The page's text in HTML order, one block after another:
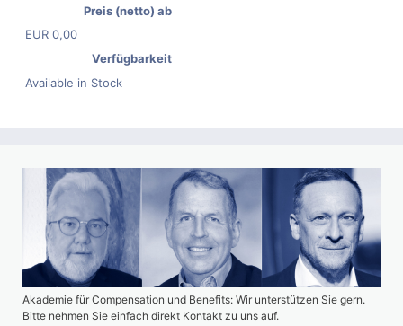
Preis (netto) ab
EUR0,00
Verfügbarkeit
Available in Stock
Akademie für Compensation und Benefits: Wir unterstützen Sie gern.
Bitte nehmen Sie einfach direkt Kontakt zu uns auf.